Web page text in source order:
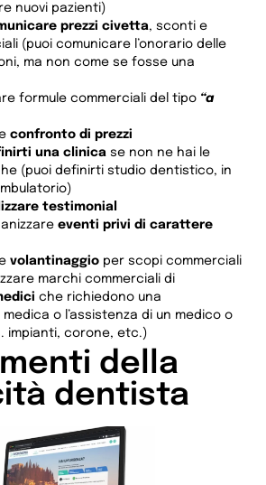
nuovi pazienti)
prezzi civetta, sconti e
(puoi comunicare l’onorario delle
ma non come se fosse una
formule commerciali del tipo “a
confronto di prezzi
una clinica se non ne hai le
(puoi definirti studio dentistico, in
testimonial
eventi privi di carattere
volantinaggio per scopi commerciali
marchi commerciali di
che richiedono una
o l’assistenza di un medico o
impianti, corone, etc.)
della
dentista